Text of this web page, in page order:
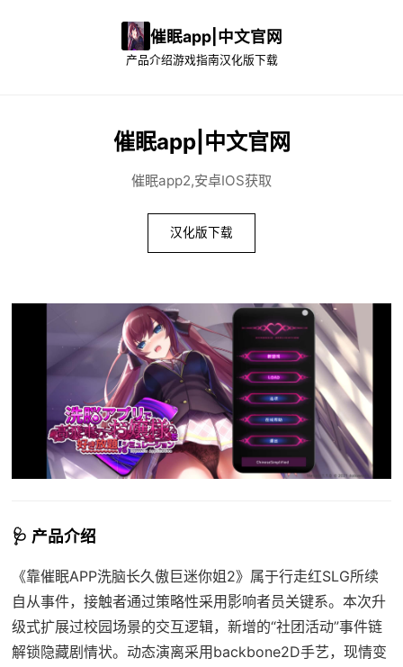
催眠app|中文官网
产品介绍游戏指南汉化版下载
催眠app|中文官网
催眠app2,安卓IOS获取
汉化版下载
🩺 产品介绍
《靠催眠APP洗脑长久傲巨迷你姐2》属于行走红SLG所续
自从事件，接触者通过策略性采用影响者员关键系。本次升
级式扩展过校园场景的交互逻辑，新增的“社团活动”事件链
解锁隐藏剧情状。动态演离采用backbone2D手艺，现情变